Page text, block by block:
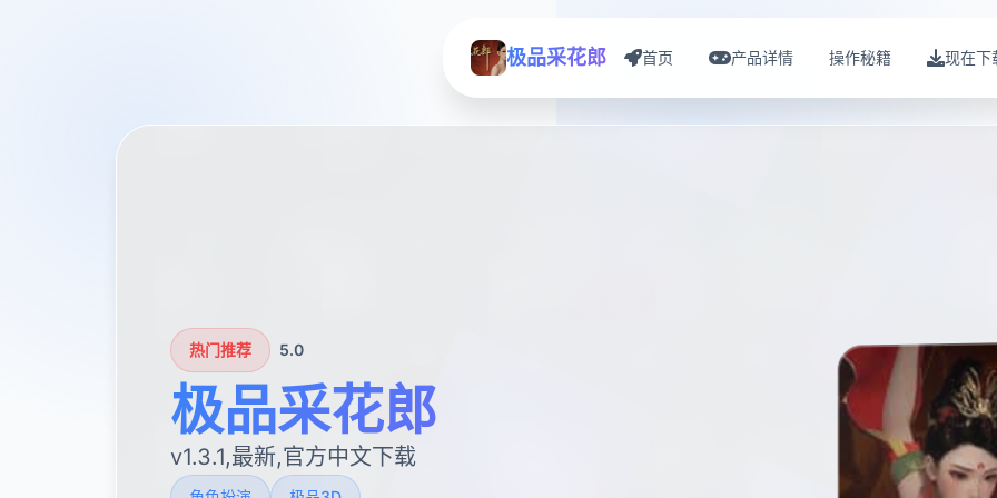
极品采花郎 首页 产品详情 操作秘籍 现在下
热门推荐 5.0
极品采花郎
v1.3.1,最新,官方中文下载